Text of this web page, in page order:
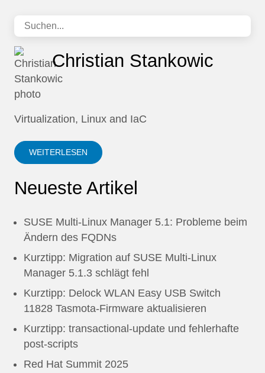
Christian Stankowic
Virtualization, Linux and IaC
WEITERLESEN
Neueste Artikel
SUSE Multi-Linux Manager 5.1: Probleme beim
Ändern des FQDNs
Kurztipp: Migration auf SUSE Multi-Linux
Manager 5.1.3 schlägt fehl
Kurztipp: Delock WLAN Easy USB Switch
11828 Tasmota-Firmware aktualisieren
Kurztipp: transactional-update und fehlerhafte
post-scripts
Red Hat Summit 2025